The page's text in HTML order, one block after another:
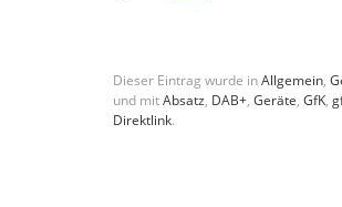
Dieser Eintrag wurde inAllgemein,
und mitAbsatz, DAB+, Geräte, GfK,
Direktlink.